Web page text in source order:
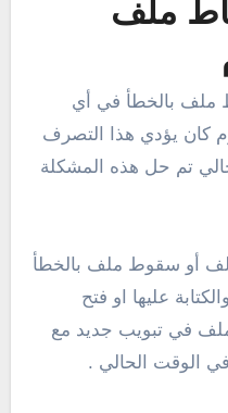
ملف
بالخطأ في أي
كان يؤدي هذا التصرف
تم حل هذه المشكلة
أو سقوط ملف بالخطأ
عليها او فتح
في تبويب جديد مع
الوقت الحالي .